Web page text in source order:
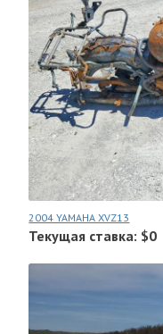
2004 YAMAHA XVZ13
Текущая ставка: $0